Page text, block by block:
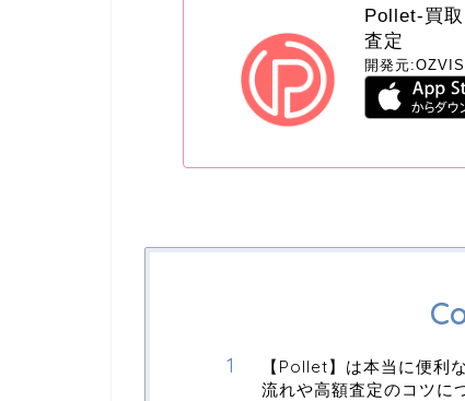
Pollet-買取
査定
開発元:
【Pollet】は本当に便利
流れや高額査定のコツに